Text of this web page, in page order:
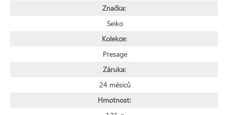
Značka:
Seiko
Kolekce:
Presage
Záruka:
24 měsíců
Hmotnost: